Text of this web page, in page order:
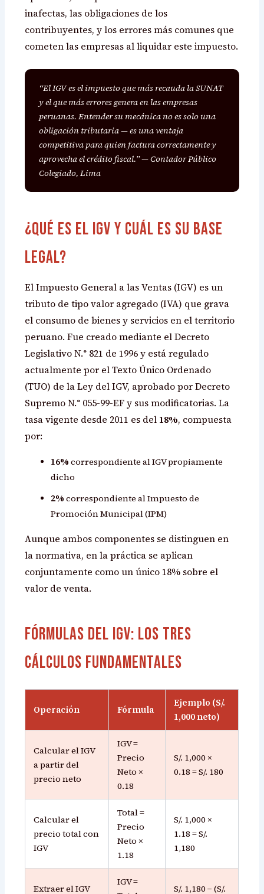
inafectas, las obligaciones de los
contribuyentes, y los errores más comunes que
cometen las empresas al liquidar este impuesto.
“El IGV es el impuesto que más recauda la SUNAT
y el que más errores genera en las empresas
peruanas. Entender su mecánica no es solo una
obligación tributaria — es una ventaja
competitiva para quien factura correctamente y
aprovecha el crédito fiscal.” — Contador Público
Colegiado, Lima
¿Qué es el IGV y cuál es su base
legal?
El Impuesto General a las Ventas (IGV) es un
tributo de tipo valor agregado (IVA) que grava
el consumo de bienes y servicios en el territorio
peruano. Fue creado mediante el Decreto
Legislativo N.° 821 de 1996 y está regulado
actualmente por el Texto Único Ordenado
(TUO) de la Ley del IGV, aprobado por Decreto
Supremo N.° 055-99-EF y sus modificatorias. La
tasa vigente desde 2011 es del 18%, compuesta
por:
16% correspondiente al IGV propiamente
dicho
2% correspondiente al Impuesto de
Promoción Municipal (IPM)
Aunque ambos componentes se distinguen en
la normativa, en la práctica se aplican
conjuntamente como un único 18% sobre el
valor de venta.
Fórmulas del IGV: Los Tres
Cálculos Fundamentales
Operación Fórmula
Ejemplo (S/.
1,000 neto)
Calcular el IGV
a partir del
precio neto
IGV =
Precio
Neto ×
0.18
S/. 1,000 ×
0.18 = S/. 180
Calcular el
precio total con
IGV
Total =
Precio
Neto ×
1.18
S/. 1,000 ×
1.18 = S/.
1,180
Extraer el IGV
IGV =
S/. 1,180 − (S/.